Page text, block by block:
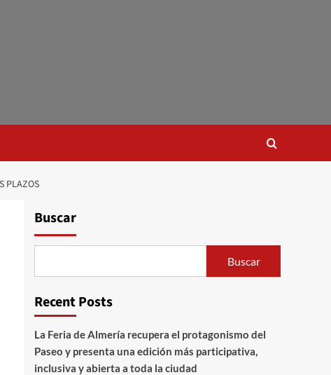
PLAZOS
Buscar
Buscar
Recent Posts
La Feria de Almería recupera el protagonismo del
Paseo y presenta una edición más participativa,
inclusiva y abierta a toda la ciudad